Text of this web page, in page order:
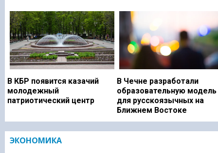
В КБР появится казачий
молодежный
патриотический центр
В Чечне разработали
образовательную модель
для русскоязычных на
Ближнем Востоке
ЭКОНОМИКА